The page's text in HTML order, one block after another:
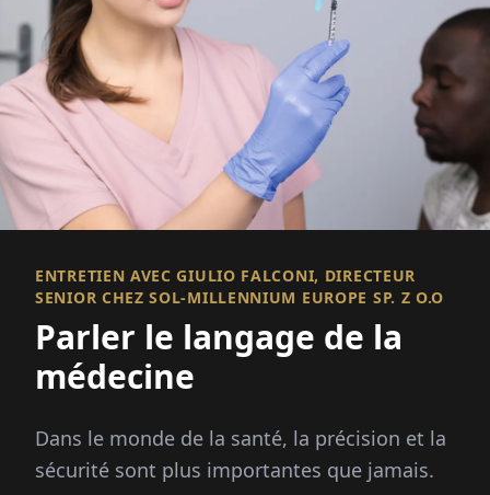
ENTRETIEN AVEC GIULIO FALCONI, DIRECTEUR
SENIOR CHEZ SOL-MILLENNIUM EUROPE SP. Z O.O
Parler le langage de la
médecine
Dans le monde de la santé, la précision et la
sécurité sont plus importantes que jamais.